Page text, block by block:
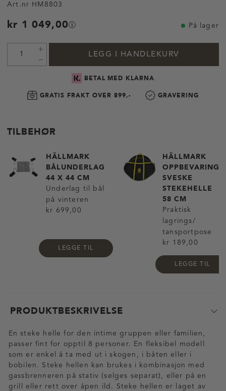
Art.nr HM8803
kr 1 049,00 På lager
LEGG I HANDLEKURV
BETAL MED KLARNA
GRATIS FRAKT OVER 899,- GRAVERING
TILBEHØR
HÄLLMARK
BÅLUNDERLAG
44 X 44 CM
Underlag til bål
på vinteren
kr 699,00
LEGGE TIL
HÄLLMARK
OPPBEVARING
SVESKE
STEKEHELLE
58 CM
Praktisk
lagrings/
tansportpose
kr 189,00
LEGGE TIL
PRODUKTBESKRIVELSE
En steke helle for den intime gruppen eller familien,
passer fint for opptil 8 personer. En fleksibel modell
som er enkel å ta med ut i skogen, i båten eller i
bobilen. Steke hellen kan brukes i kombinasjon med
gassbrenneren på stativ (selges separat), eller på en
grill eller rett over åpen ild. Steke hellen er laget av